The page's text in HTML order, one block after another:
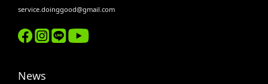
service.doinggood@gmail.com
News